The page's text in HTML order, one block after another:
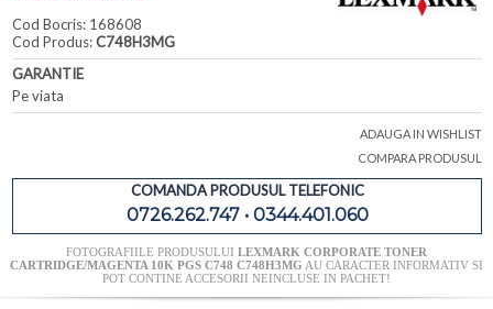
Cod Bocris: 168608
Cod Produs:C748H3MG
GARANTIE
Pe viata
ADAUGA IN WISHLIST
COMPARA PRODUSUL
COMANDA PRODUSUL TELEFONIC
0726.262.747 • 0344.401.060
FOTOGRAFIILE PRODUSULUI LEXMARK CORPORATE TONER
CARTRIDGE/MAGENTA 10K PGS C748 C748H3MG AU CARACTER INFORMATIV SI
POT CONTINE ACCESORII NEINCLUSE IN PACHET!